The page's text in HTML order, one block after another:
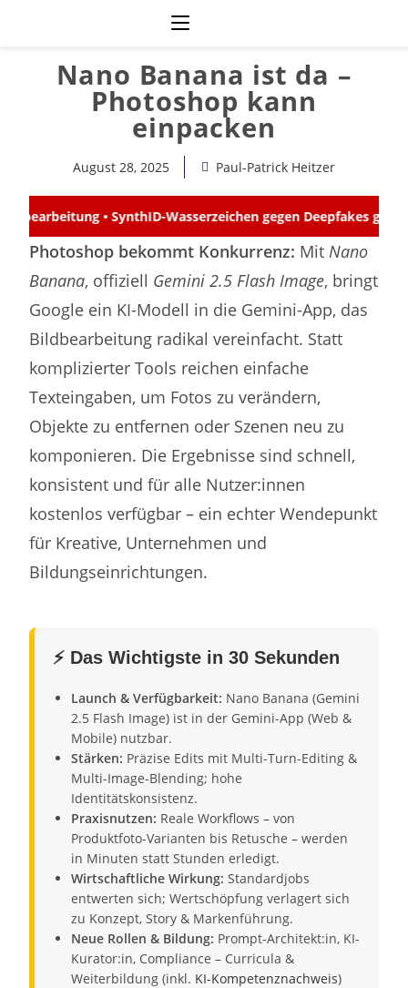
Nano Banana ist da –
Photoshop kann
einpacken
August 28, 2025 Paul-Patrick Heitzer
gegen Deepfakes getestet • Google launcht Nano
Photoshop bekommt Konkurrenz: MitNano
Banana, offiziell Gemini 2.5 Flash Image, bringt
Google ein KI-Modell in die Gemini-App, das
Bildbearbeitung radikal vereinfacht. Statt
komplizierter Tools reichen einfache
Texteingaben, um Fotos zu verändern,
Objekte zu entfernen oder Szenen neu zu
komponieren. Die Ergebnisse sind schnell,
konsistent und für alle Nutzer:innen
kostenlos verfügbar – ein echter Wendepunkt
für Kreative, Unternehmen und
Bildungseinrichtungen.
⚡ Das Wichtigste in 30 Sekunden
Launch & Verfügbarkeit: Nano Banana (Gemini
2.5 Flash Image) ist in der Gemini-App (Web &
Mobile) nutzbar.
Stärken: Präzise Edits mit Multi-Turn-Editing &
Multi-Image-Blending; hohe
Identitätskonsistenz.
Praxisnutzen: Reale Workflows – von
Produktfoto-Varianten bis Retusche – werden
in Minuten statt Stunden erledigt.
Wirtschaftliche Wirkung: Standardjobs
entwerten sich; Wertschöpfung verlagert sich
zu Konzept, Story & Markenführung.
Neue Rollen & Bildung: Prompt-Architekt:in, KI-
Kurator:in, Compliance – Curricula &
Weiterbildung (inkl. KI-Kompetenznachweis)